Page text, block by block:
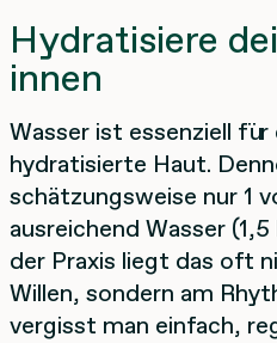
Hydratisiere
innen
Wasser ist essenziell
hydratisierte Haut.
schätzungsweise nur 1
ausreichend Wasser
der Praxis liegt das oft
Willen, sondern am
vergisst man einfach,